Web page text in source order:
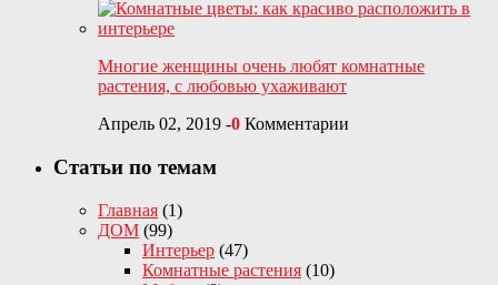
Многие женщины очень любят комнатные
растения, с любовью ухаживают
Апрель 02, 2019 -0 Комментарии
Статьи по темам
Главная (1)
ДОМ (99)
Интерьер (47)
Комнатные растения (10)